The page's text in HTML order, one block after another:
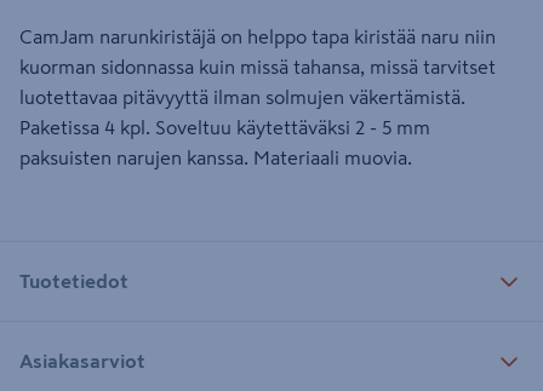
CamJam narunkiristäjä on helppo tapa kiristää naru niin
kuorman sidonnassa kuin missä tahansa, missä tarvitset
luotettavaa pitävyyttä ilman solmujen väkertämistä.
Paketissa 4 kpl. Soveltuu käytettäväksi 2 - 5 mm
paksuisten narujen kanssa. Materiaali muovia.
Tuotetiedot
Asiakasarviot